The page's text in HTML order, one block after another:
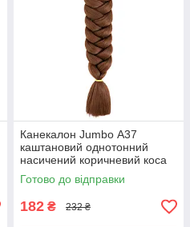
Канекалон Jumbo А37
каштановий однотонний
насичений коричневий коса
100 см Вага 165 грам
Термостійкий
Готово до відправки
182 ₴ 232 ₴